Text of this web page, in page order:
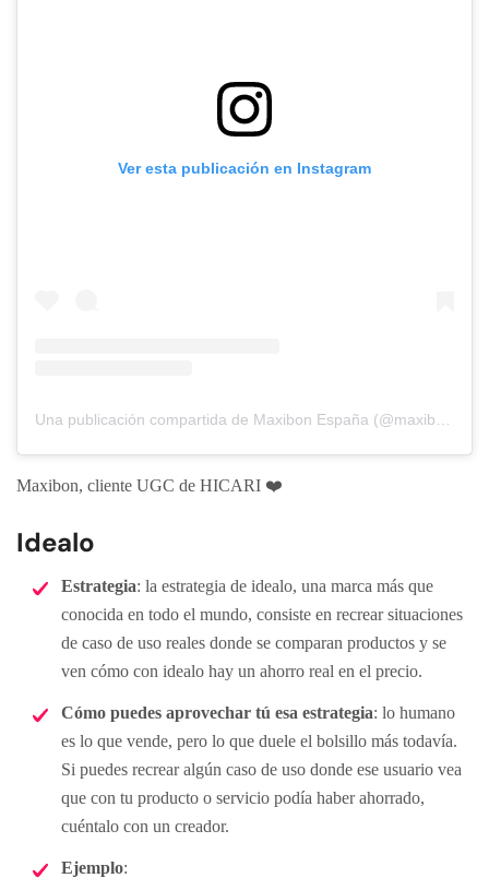
Ver esta publicación en Instagram
Una publicación compartida de Maxibon España (@maxibon_es)
Maxibon, cliente UGC de HICARI ❤️
Idealo
Estrategia: la estrategia de idealo, una marca más que
conocida en todo el mundo, consiste en recrear situaciones
de caso de uso reales donde se comparan productos y se
ven cómo con idealo hay un ahorro real en el precio.
Cómo puedes aprovechar tú esa estrategia: lo humano
es lo que vende, pero lo que duele el bolsillo más todavía.
Si puedes recrear algún caso de uso donde ese usuario vea
que con tu producto o servicio podía haber ahorrado,
cuéntalo con un creador.
Ejemplo: